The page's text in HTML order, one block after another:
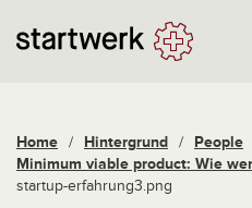
Home / Hintergrund / People
Minimum viable product: Wie
startup-erfahrung3.png